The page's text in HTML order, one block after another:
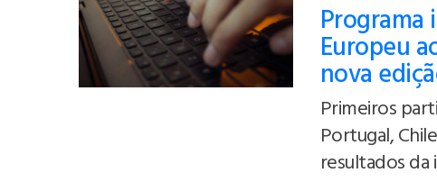
Programa
Europeu
nova
Primeiros
Portugal,
resultados